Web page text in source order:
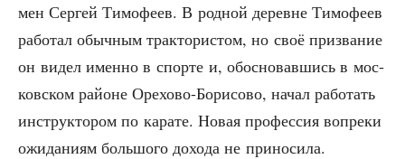
мен Сер­гей Тимо­фе­ев. В род­ной деревне Тимо­фе­ев
рабо­тал обыч­ным трак­то­ри­стом, но своё при­зва­ние
он видел имен­но в спор­те и, обос­но­вав­шись в мос­
ков­ском рай­оне Оре­хо­во-Бори­со­во, начал рабо­тать
инструк­то­ром по кара­те. Новая про­фес­сия вопре­ки
ожи­да­ни­ям боль­шо­го дохо­да не приносила.